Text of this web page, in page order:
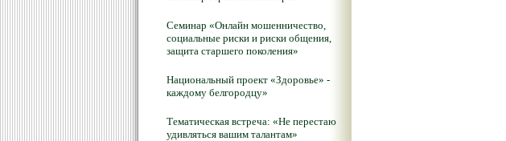
Семинар «Онлайн мошенничество,
социальные риски и риски общения,
защита старшего поколения»
Национальный проект «Здоровье» -
каждому белгородцу»
Тематическая встреча: «Не перестаю
удивляться вашим талантам»